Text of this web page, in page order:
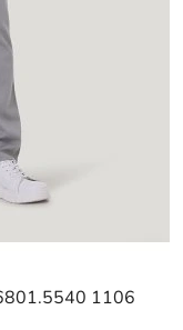
1106